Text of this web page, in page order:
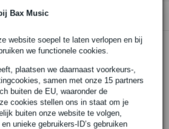
Bax Music
website soepel te laten verlopen en bij
we functionele cookies.
plaatsen we daarnaast voorkeurs-,
samen met onze 15 partners
buiten de EU, waaronder de
cookies stellen ons in staat om je
buiten onze website te volgen,
unieke gebruikers-ID’s gebruiken
winkel
extra Bax Music garantie en meer